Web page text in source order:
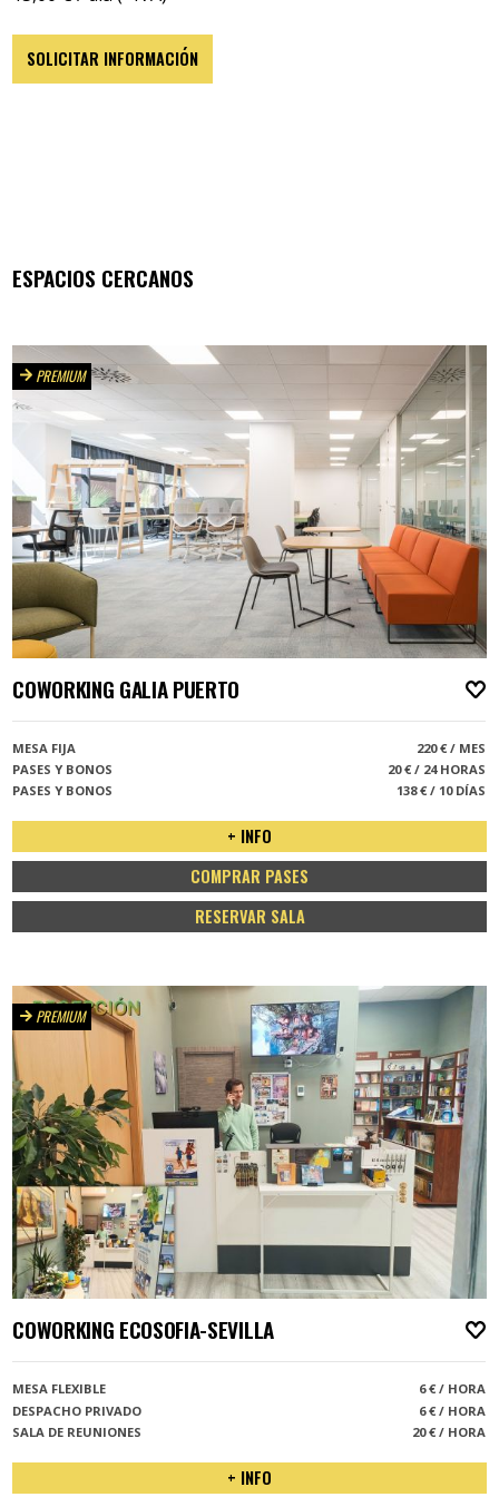
SOLICITAR INFORMACIÓN
ESPACIOS CERCANOS
PREMIUM
COWORKING GALIA PUERTO
MESA FIJA
220 € / MES
PASES Y BONOS
20 € / 24 HORAS
PASES Y BONOS
138 € / 10 DÍAS
+ INFO
COMPRAR PASES
RESERVAR SALA
PREMIUM
COWORKING ECOSOFIA-SEVILLA
MESA FLEXIBLE
6 € / HORA
DESPACHO PRIVADO
6 € / HORA
SALA DE REUNIONES
20 € / HORA
+ INFO